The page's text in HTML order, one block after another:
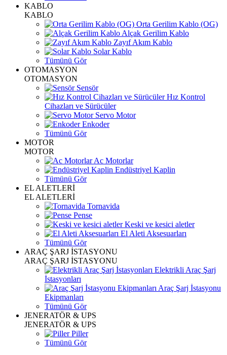
KABLO
KABLO
Orta Gerilim Kablo (OG)
Alçak Gerilim Kablo
Zayıf Akım Kablo
Solar Kablo
Tümünü Gör
OTOMASYON
OTOMASYON
Sensör
Hız Kontrol
Cihazları ve Sürücüler
Servo Motor
Enkoder
Tümünü Gör
MOTOR
MOTOR
Ac Motorlar
Endüstriyel Kaplin
Tümünü Gör
EL ALETLERİ
EL ALETLERİ
Tornavida
Pense
Keski ve kesici aletler
El Aleti Aksesuarları
Tümünü Gör
ARAÇ ŞARJ İSTASYONU
ARAÇ ŞARJ İSTASYONU
Elektrikli Araç Şarj
İstasyonları
Araç Şarj İstasyonu
Ekipmanları
Tümünü Gör
JENERATÖR & UPS
JENERATÖR & UPS
Piller
Tümünü Gör